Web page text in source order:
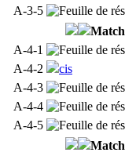
A-3-5
Match
A-4-1
A-4-2
cis
A-4-3
A-4-4
A-4-5
Match